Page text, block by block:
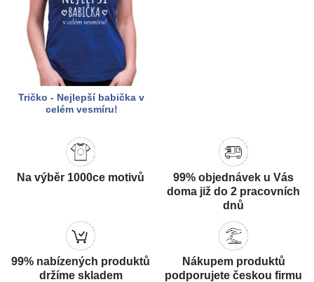
Tričko - Nejlepší babička v
celém vesmíru!
Na výběr 1000ce motivů
99% objednávek u Vás
doma již do 2 pracovních
dnů
99% nabízených produktů
držíme skladem
Nákupem produktů
podporujete českou firmu